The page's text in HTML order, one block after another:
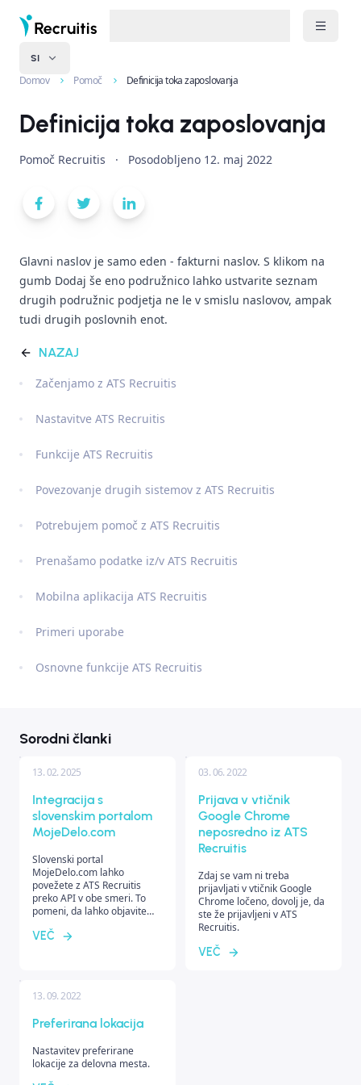
SI
Domov Pomoč Definicija toka zaposlovanja
Definicija toka zaposlovanja
Pomoč Recruitis · Posodobljeno 12. maj 2022
Glavni naslov je samo eden - fakturni naslov. S klikom na
gumb Dodaj še eno podružnico lahko ustvarite seznam
drugih podružnic podjetja ne le v smislu naslovov, ampak
tudi drugih poslovnih enot.
NAZAJ
Začenjamo z ATS Recruitis
Nastavitve ATS Recruitis
Funkcije ATS Recruitis
Povezovanje drugih sistemov z ATS Recruitis
Potrebujem pomoč z ATS Recruitis
Prenašamo podatke iz/v ATS Recruitis
Mobilna aplikacija ATS Recruitis
Primeri uporabe
Osnovne funkcije ATS Recruitis
Sorodni članki
13. 02. 2025
Integracija s
slovenskim portalom
MojeDelo.com
Slovenski portal
MojeDelo.com lahko
povežete z ATS Recruitis
preko API v obe smeri. To
pomeni, da lahko objavite
iz Recruitis na portal, prav
VEČ
03. 06. 2022
Prijava v vtičnik
Google Chrome
neposredno iz ATS
Recruitis
Zdaj se vam ni treba
prijavljati v vtičnik Google
Chrome ločeno, dovolj je, da
ste že prijavljeni v ATS
Recruitis.
VEČ
13. 09. 2022
Preferirana lokacija
Nastavitev preferirane
lokacije za delovna mesta.